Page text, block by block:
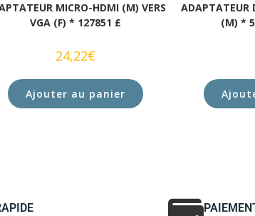
MICRO-HDMI (M) VERS
VGA (F) * 127851 £
24,22€
Ajouter au panier
ADAPTATEUR
(M) *